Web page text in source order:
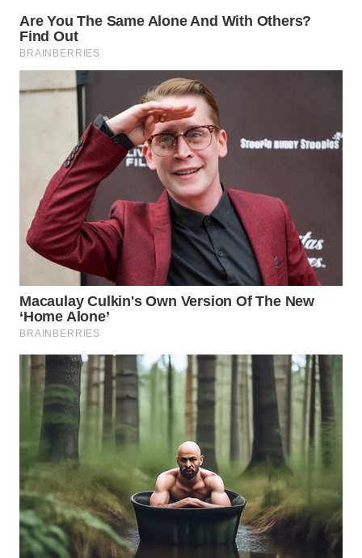
Wahana
Media
WAHANA
TANI
WAHANA
ADVOKAT
WAHANA
INFRASTRUKTUR
WAHANA
KONSUMEN
WAHANA
LISTRIK
WAHANA
TRAVEL
WAHANA
TV